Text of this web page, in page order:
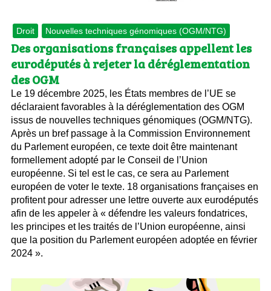
Droit Nouvelles techniques génomiques (OGM/NTG)
Des organisations françaises appellent les
eurodéputés à rejeter la déréglementation
des OGM
Le 19 décembre 2025, les États membres de l’UE se
déclaraient favorables à la déréglementation des OGM
issus de nouvelles techniques génomiques (OGM/NTG).
Après un bref passage à la Commission Environnement
du Parlement européen, ce texte doit être maintenant
formellement adopté par le Conseil de l’Union
européenne. Si tel est le cas, ce sera au Parlement
européen de voter le texte. 18 organisations françaises en
profitent pour adresser une lettre ouverte aux eurodéputés
afin de les appeler à « défendre les valeurs fondatrices,
les principes et les traités de l’Union européenne, ainsi
que la position du Parlement européen adoptée en février
2024 ».